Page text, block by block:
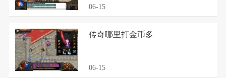
06-15
传奇哪里打金币多
06-15